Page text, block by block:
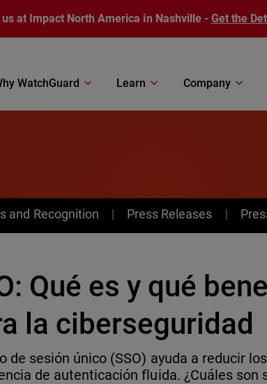
at Impact North America in Nashville - Get the
WatchGuard Learn Company
and Recognition Press Releases
Qué es y qué
la ciberseguridad
de sesión único (SSO) ayuda a reducir
de autenticación fluida. ¿Cuáles son